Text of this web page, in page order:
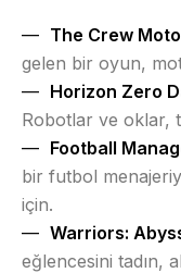
The Crew
gelen bir oyun,
Horizon Zero
Robotlar ve oklar,
Football
bir futbol
için.
Warriors:
eğlencesini tadın,